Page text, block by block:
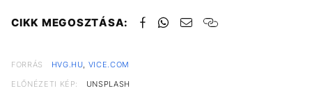
CIKK MEGOSZTÁSA:
FORRÁS HVG.HU VICE.COM
ELŐNÉZETI KÉP:
UNSPLASH